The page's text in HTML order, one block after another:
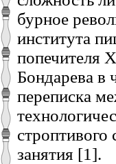
бурное
института
попечителя
Бондарева в
переписка
строптивого
занятия [1].